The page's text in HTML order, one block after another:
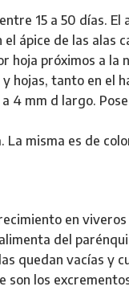
15 a 50 días. El
ápice de las alas
hoja próximos a la
tanto en el
4 mm d largo.
misma es de
en
del
quedan vacías y
son los